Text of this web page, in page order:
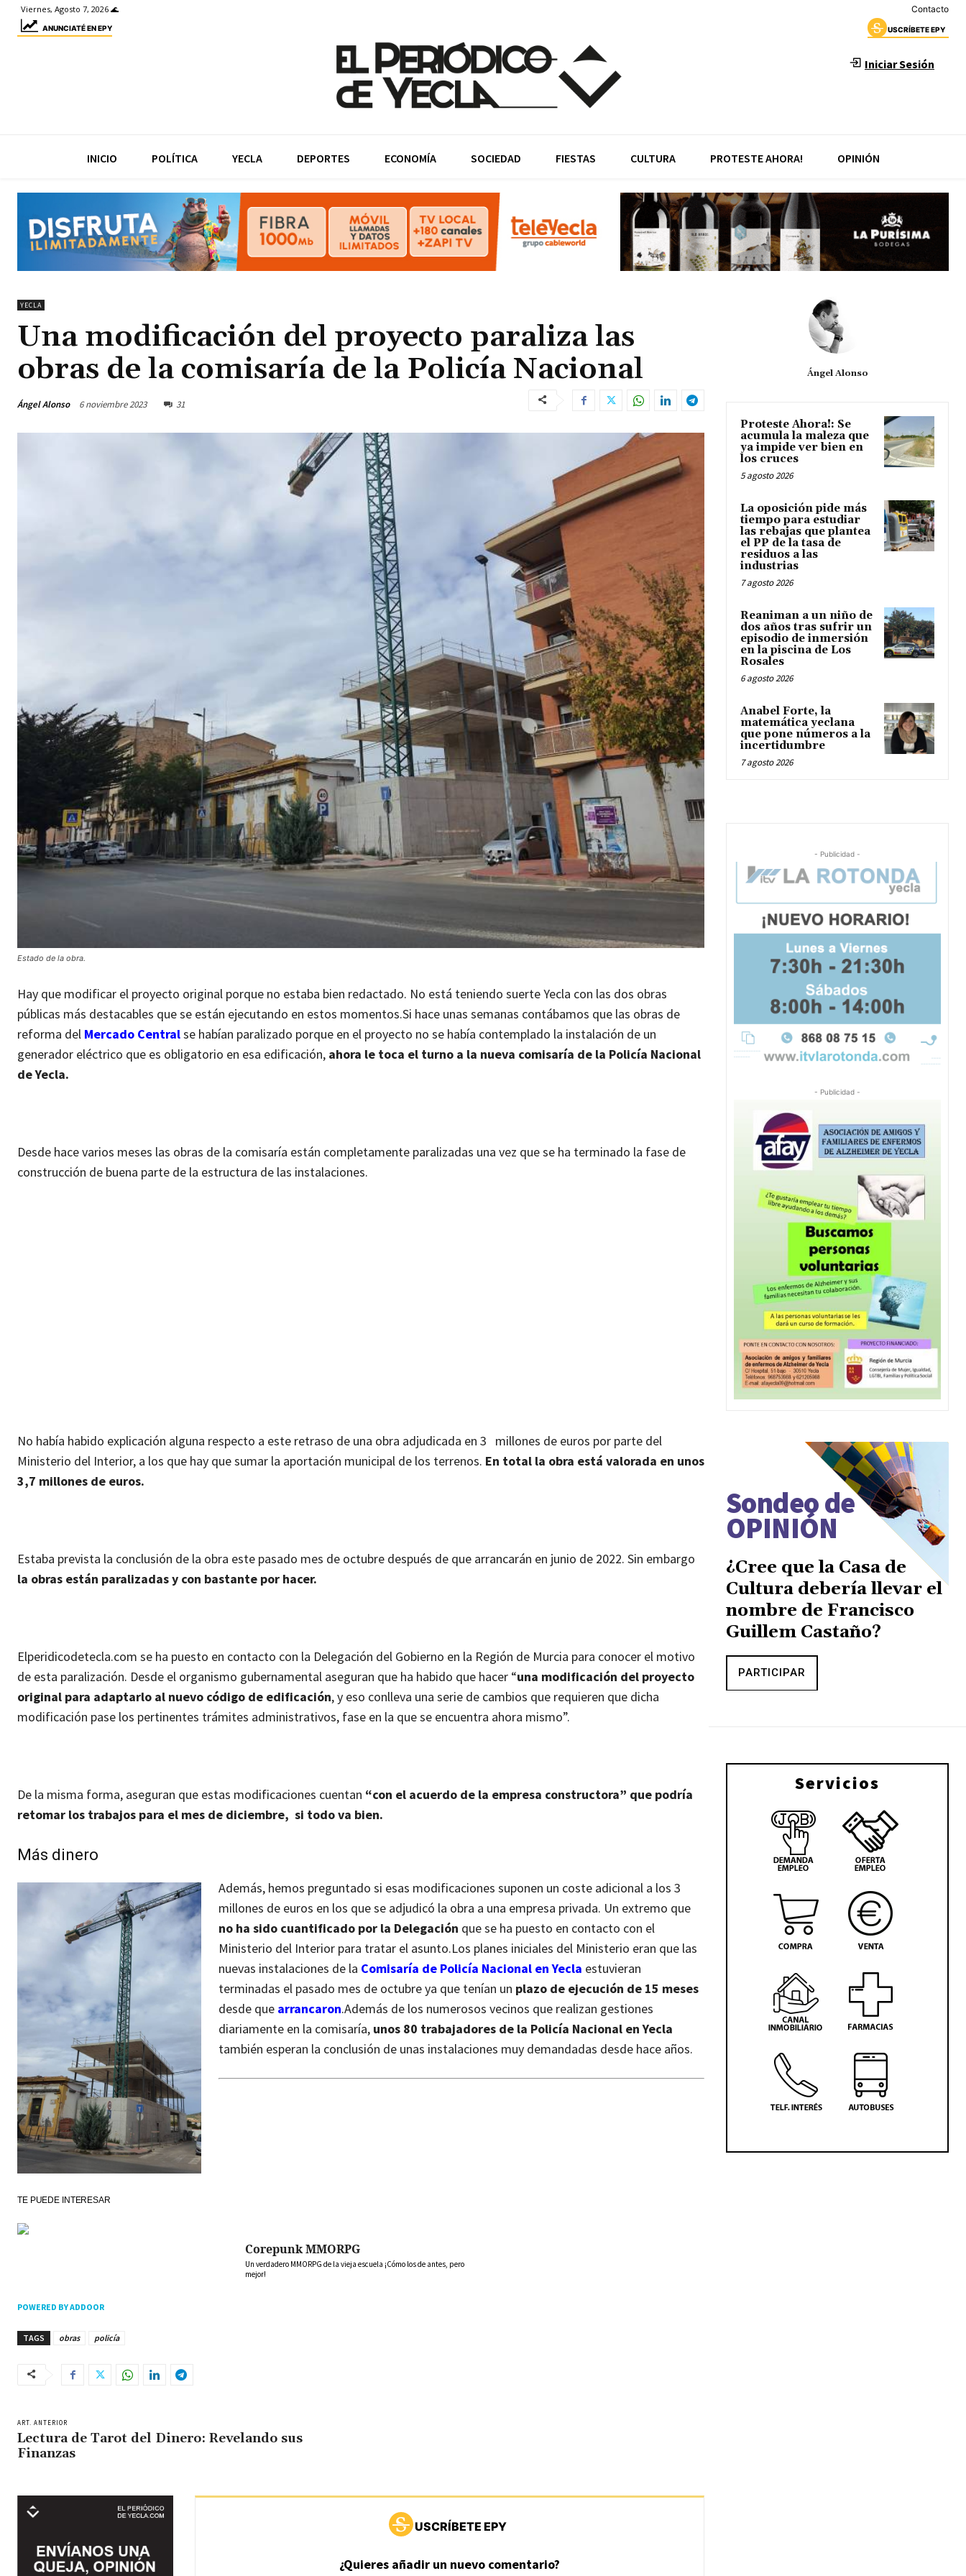
Viernes, Agosto 7, 2026 🌊 Contacto
ANUNCIATÉ EN EPY USCRÍBETE EPY
Iniciar Sesión
INICIO POLÍTICA YECLA DEPORTES ECONOMÍA SOCIEDAD FIESTAS CULTURA PROTESTE AHORA! OPINIÓN
YECLA
Una modificación del proyecto paraliza las
obras de la comisaría de la Policía Nacional
Ángel Alonso 6 noviembre 2023 31
Estado de la obra.
Hay que modificar el proyecto original porque no estaba bien redactado. No está teniendo suerte Yecla con las dos obras
públicas más destacables que se están ejecutando en estos momentos.Si hace unas semanas contábamos que las obras de
reforma del Mercado Centralse habían paralizado porque en el proyecto no se había contemplado la instalación de un
generador eléctrico que es obligatorio en esa edificación, ahora le toca el turno a la nueva comisaría de la Policía Nacional
de Yecla.
Desde hace varios meses las obras de la comisaría están completamente paralizadas una vez que se ha terminado la fase de
construcción de buena parte de la estructura de las instalaciones.
No había habido explicación alguna respecto a este retraso de una obra adjudicada en 3 millones de euros por parte del
Ministerio del Interior, a los que hay que sumar la aportación municipal de los terrenos. En total la obra está valorada en unos
3,7 millones de euros.
Estaba prevista la conclusión de la obra este pasado mes de octubre después de que arrancarán en junio de 2022. Sin embargo
la obras están paralizadas y con bastante por hacer.
Elperidicodetecla.com se ha puesto en contacto con la Delegación del Gobierno en la Región de Murcia para conocer el motivo
de esta paralización. Desde el organismo gubernamental aseguran que ha habido que hacer “una modificación del proyecto
original para adaptarlo al nuevo código de edificación, y eso conlleva una serie de cambios que requieren que dicha
modificación pase los pertinentes trámites administrativos, fase en la que se encuentra ahora mismo”.
De la misma forma, aseguran que estas modificaciones cuentan “con el acuerdo de la empresa constructora” que podría
retomar los trabajos para el mes de diciembre, si todo va bien.
Más dinero
Además, hemos preguntado si esas modificaciones suponen un coste adicional a los 3
millones de euros en los que se adjudicó la obra a una empresa privada. Un extremo que
no ha sido cuantificado por la Delegación que se ha puesto en contacto con el
Ministerio del Interior para tratar el asunto.Los planes iniciales del Ministerio eran que las
nuevas instalaciones de la Comisaría de Policía Nacional en Yecla estuvieran
terminadas el pasado mes de octubre ya que tenían un plazo de ejecución de 15 meses
desde que arrancaron.Además de los numerosos vecinos que realizan gestiones
diariamente en la comisaría, unos 80 trabajadores de la Policía Nacional en Yecla
también esperan la conclusión de unas instalaciones muy demandadas desde hace años.
TE PUEDE INTERESAR
Corepunk MMORPG
Un verdadero MMORPG de la vieja escuela ¡Cómo los de antes, pero
mejor!
POWERED BY ADDOOR
TAGS obras policía
ART. ANTERIOR
Lectura de Tarot del Dinero: Revelando sus
Finanzas
USCRÍBETE EPY
¿Quieres añadir un nuevo comentario?
Ángel Alonso
Proteste Ahora!: Se
acumula la maleza que
ya impide ver bien en
los cruces
5 agosto 2026
La oposición pide más
tiempo para estudiar
las rebajas que plantea
el PP de la tasa de
residuos a las
industrias
7 agosto 2026
Reaniman a un niño de
dos años tras sufrir un
episodio de inmersión
en la piscina de Los
Rosales
6 agosto 2026
Anabel Forte, la
matemática yeclana
que pone números a la
incertidumbre
7 agosto 2026
- Publicidad -
- Publicidad -
Sondeo de
OPINIÓN
¿Cree que la Casa de
Cultura debería llevar el
nombre de Francisco
Guillem Castaño?
PARTICIPAR
Servicios